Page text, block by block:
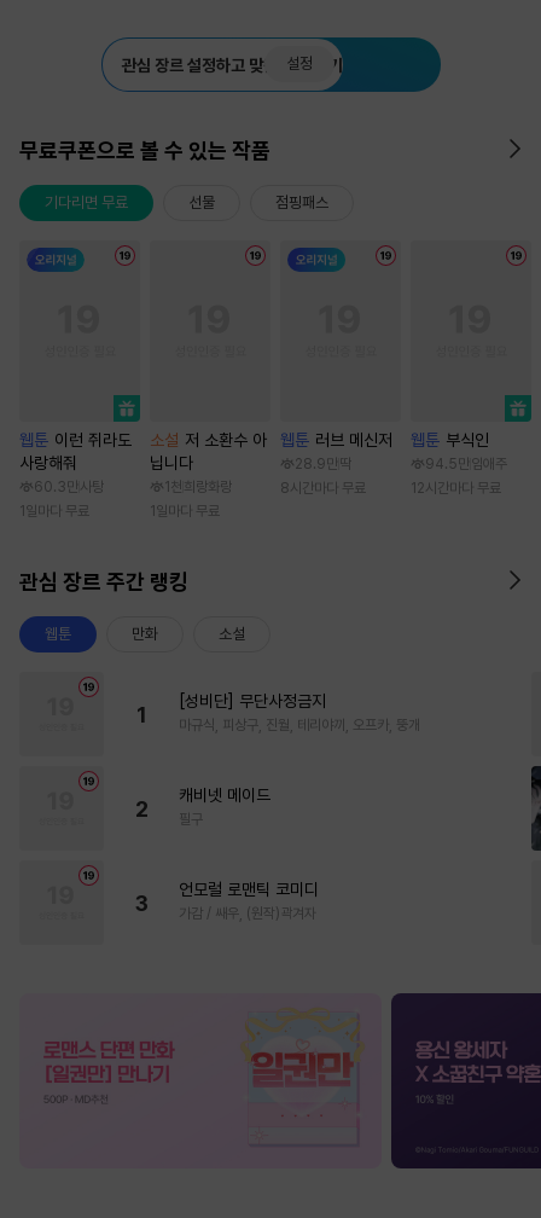
관심 장르 설정하고 맞춤 추천 받기
설정
무료쿠폰으로 볼 수 있는 작품
기다리면 무료 선물 점핑패스
웹툰 이런 쥐라도
사랑해줘
60.3만 사탕
1일마다 무료
소설 저 소환수 아
닙니다
1천 희랑화랑
1일마다 무료
웹툰 러브 메신저
28.9만 딱
8시간마다 무료
웹툰 부식인
94.5만 임애주
12시간마다 무료
관심 장르 주간 랭킹
웹툰 만화 소설
1
[성비단] 무단사정금지
마규식, 피상구, 진월, 테리야끼, 오프카, 뚱개
2
캐비넷 메이드
필구
3
언모럴 로맨틱 코미디
가감 / 쌔우, (원작)곽겨자